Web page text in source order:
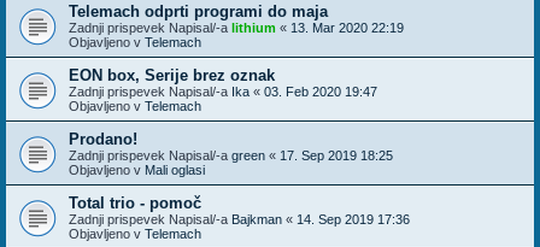
Telemach odprti programi do maja
Zadnji prispevek Napisal/-a lithium « 13. Mar 2020 22:19
Objavljeno v Telemach
EON box, Serije brez oznak
Zadnji prispevek Napisal/-a Ika « 03. Feb 2020 19:47
Objavljeno v Telemach
Prodano!
Zadnji prispevek Napisal/-a green « 17. Sep 2019 18:25
Objavljeno v Mali oglasi
Total trio - pomoč
Zadnji prispevek Napisal/-a Bajkman « 14. Sep 2019 17:36
Objavljeno v Telemach